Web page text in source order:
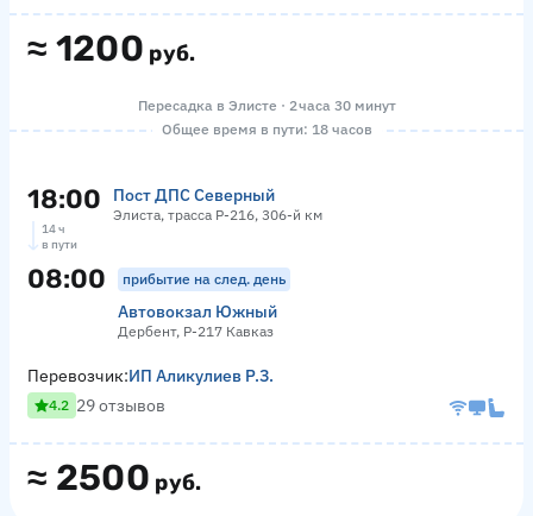
≈ 1200 руб.
Пересадка в Элисте · 2 часа 30 минут
Общее время в пути: 18 часов
18:00 Пост ДПС Северный
Элиста, трасса Р-216, 306-й км
14 ч
в пути
08:00 прибытие на след. день
Автовокзал Южный
Дербент, Р-217 Кавказ
≈ 2500 руб.
Перевозчик:ИП Аликулиев Р.З.
4.2 29 отзывов